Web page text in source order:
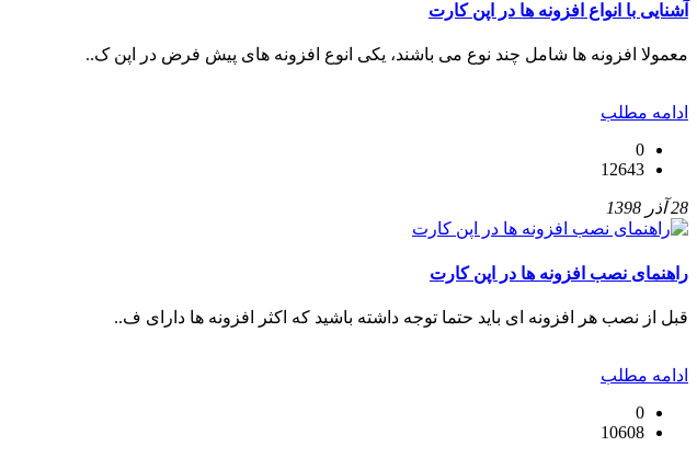
آشنایی با انواع افزونه ها در اپن کارت
معمولا افزونه ها شامل چند نوع می باشند، یکی انوع افزونه های پیش فرض در اپن ک..
ادامه مطلب
0
12643
28 آذر 1398
راهنمای نصب افزونه ها در اپن کارت
قبل از نصب هر افزونه ای باید حتما توجه داشته باشید که اکثر افزونه ها دارای ف..
ادامه مطلب
0
10608